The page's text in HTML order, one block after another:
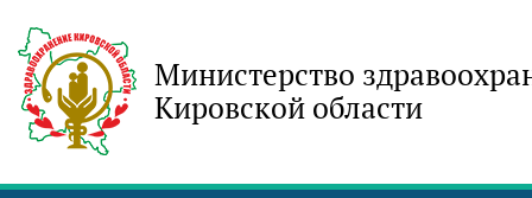
Министерство
Кировской области